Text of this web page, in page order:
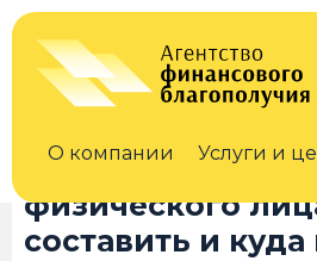
О компании Услуги и
10 сентября 2024
Заявление о
физического
составить и куда